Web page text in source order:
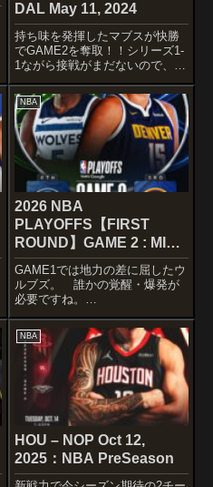
DAL May 11, 2024
持ち味を発揮したマブスが快勝
でGAME2を奪取！！シリーズ1-
1ながら接戦がまだないので、ピ
リピリしたゲームを見せて欲し
いですね〜
STARTERSOKLAHOMA CITY
THUNDERLuguentz DortJalen
William...
NBA
2026 NBA
PLAYOFFS【FIRST
ROUND】GAME 2 : MIN
– DEN Apr 20, 2026
GAME1では地力の差に屈したウ
ルブズ。 誰かの覚醒・爆発が
必要ですね。
STARTERSMINNESOTA
TIMBERWOLVESthe five in
game 2️⃣
pic.twitter.com/gH6pR2eusR—
Minne...
NBA
HOU – NOP Oct 12,
2025：NBA PreSeason